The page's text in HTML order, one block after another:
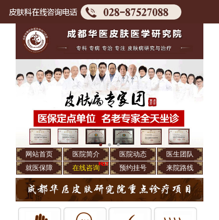
网站首页 医院简介 医院动态
医生团队
就医保障
在线咨询 预约挂号 来院路线